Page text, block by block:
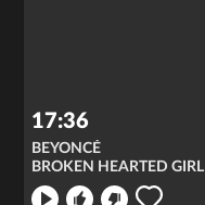
17:36
BEYONCÉ
BROKEN HEARTED GIRL